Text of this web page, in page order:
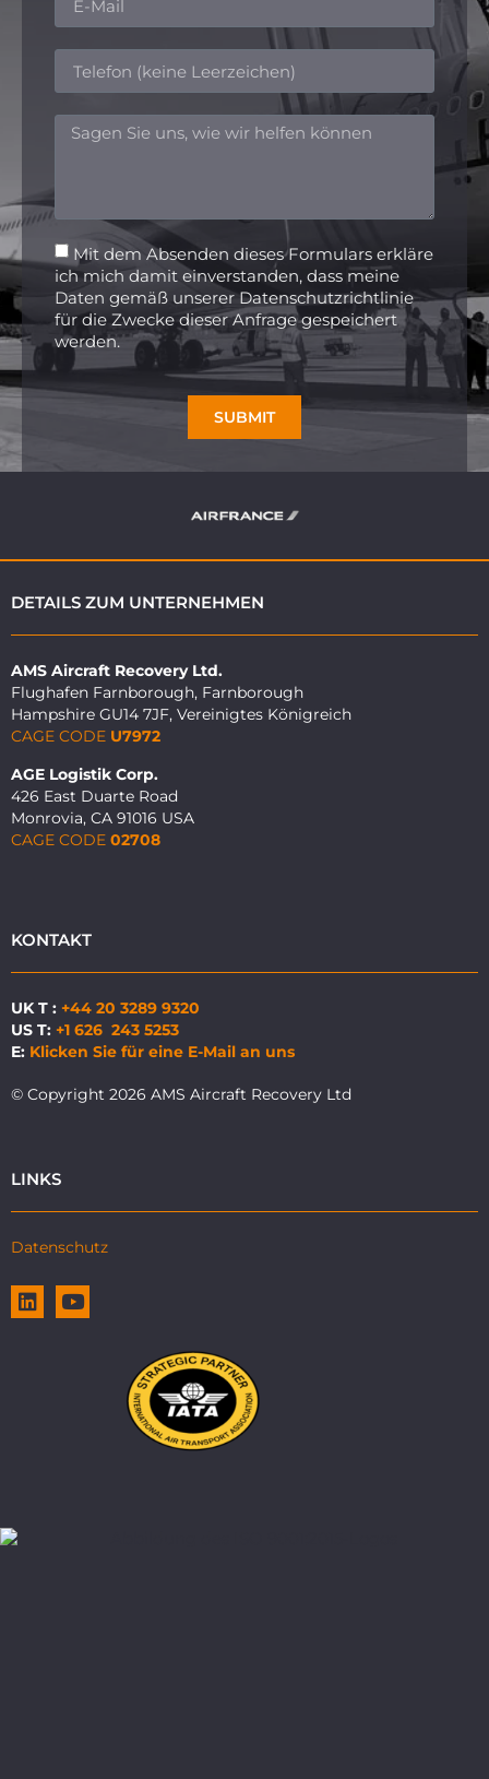
Mit dem Absenden dieses Formulars erkläre
ich mich damit einverstanden, dass meine
Daten gemäß unserer Datenschutzrichtlinie
für die Zwecke dieser Anfrage gespeichert
werden.
SUBMIT
DETAILS ZUM UNTERNEHMEN
AMS Aircraft Recovery Ltd.
Flughafen Farnborough, Farnborough
Hampshire GU14 7JF, Vereinigtes Königreich
CAGE CODE U7972
AGE Logistik Corp.
426 East Duarte Road
Monrovia, CA 91016 USA
CAGE CODE 02708
KONTAKT
UK T : +44 20 3289 9320
US T: +1 626 243 5253
E: Klicken Sie für eine E-Mail an uns
© Copyright 2026 AMS Aircraft Recovery Ltd
LINKS
Datenschutz